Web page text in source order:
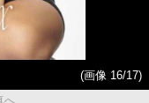
(画像 16/17)
へ